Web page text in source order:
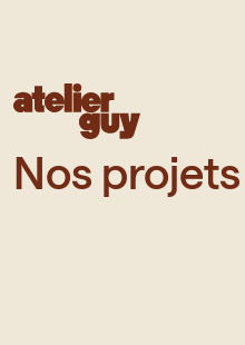
Atelier Guy - Créateur de sens
Nos projets